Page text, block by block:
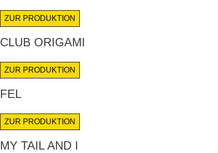
ZUR PRODUKTION
CLUB ORIGAMI
ZUR PRODUKTION
FEL
ZUR PRODUKTION
MY TAIL AND I